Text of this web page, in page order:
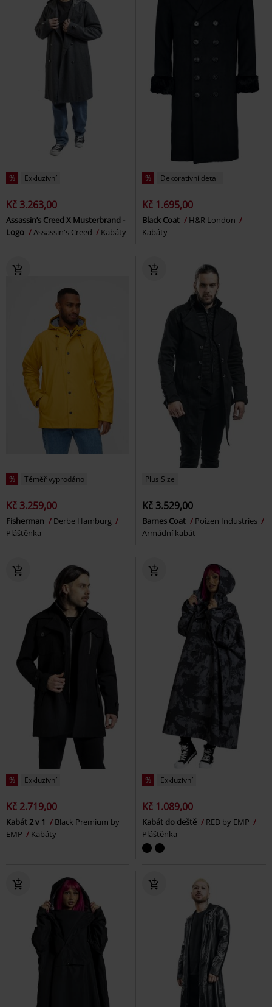
% Exkluzivní
Kč 3.263,00
Assassin’s Creed X Musterbrand -
Logo
Assassin's Creed Kabáty
% Dekorativní detail
Kč 1.695,00
Black Coat
H&R London
Kabáty
% Téměř vyprodáno
Kč 3.259,00
Fisherman
Derbe Hamburg
Pláštěnka
Plus Size
Kč 3.529,00
Barnes Coat
Poizen Industries
Armádní kabát
% Exkluzivní
Kč 2.719,00
Kabát 2 v 1
Black Premium by
EMP
Kabáty
% Exkluzivní
Kč 1.089,00
Kabát do deště
RED by EMP
Pláštěnka